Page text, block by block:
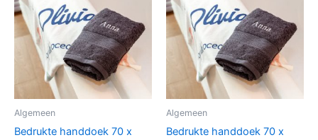
Algemeen
Bedrukte handdoek 70 x
Algemeen
Bedrukte handdoek 70 x